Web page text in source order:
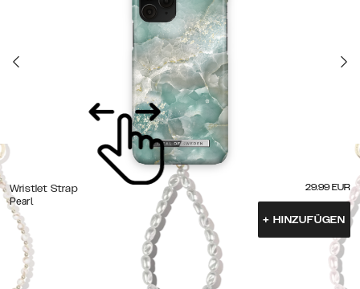
Wristlet Strap
Pearl
29.99 EUR
+ HINZUFÜGEN